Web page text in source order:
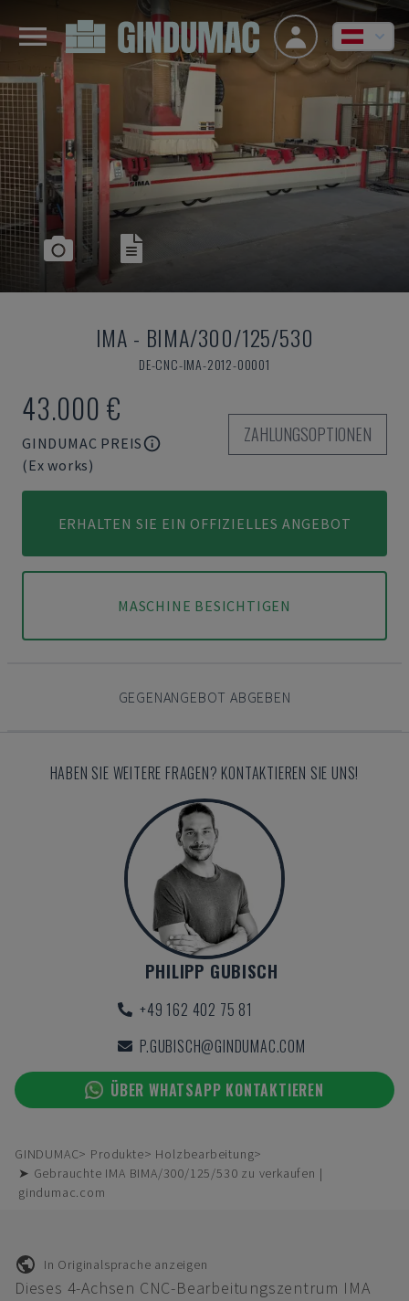
IMA - BIMA/300/125/530
DE-CNC-IMA-2012-00001
43.000 €
GINDUMAC PREIS
(Ex works)
ZAHLUNGSOPTIONEN
ERHALTEN SIE EIN OFFIZIELLES ANGEBOT
MASCHINE BESICHTIGEN
GEGENANGEBOT ABGEBEN
HABEN SIE WEITERE FRAGEN? KONTAKTIEREN SIE UNS!
PHILIPP GUBISCH
+49 162 402 75 81
P.GUBISCH@GINDUMAC.COM
ÜBER WHATSAPP KONTAKTIEREN
GINDUMAC Produkte
Holzbearbeitung
➤ Gebrauchte IMA BIMA/300/125/530 zu verkaufen |
gindumac.com
In Originalsprache anzeigen
Dieses 4-Achsen CNC-Bearbeitungszentrum IMA